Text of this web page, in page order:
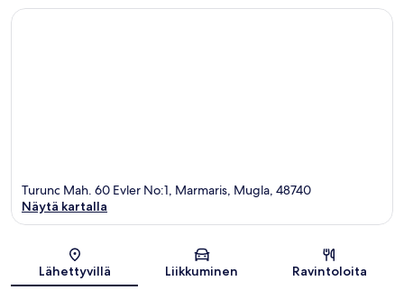
Kartta
Turunc Mah. 60 Evler No:1, Marmaris, Mugla, 48740
Näytä kartalla
Lähettyvillä Liikkuminen Ravintoloita